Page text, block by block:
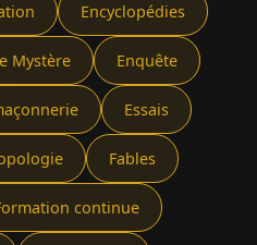
Encyclopédies
Mystère Enquête
Essais
Fables
continue